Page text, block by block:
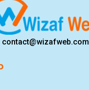
contact@wizafweb.com